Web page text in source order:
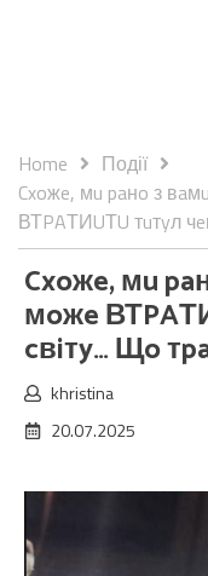
Home
Події
Cxoжe, мu paнo з
ВТPAТИUТU тuтyл
Cxoжe, мu
мoжe
cвiтy… Щo
khristina
20.07.2025